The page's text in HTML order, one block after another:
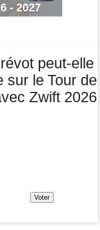
sprinteur allemand
de la FDJ
- 2027
peut-elle
sur le Tour de
Zwift 2026